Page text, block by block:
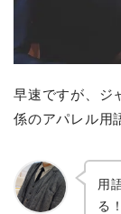
早速ですが、ジ
係のアパレル用
用
る！